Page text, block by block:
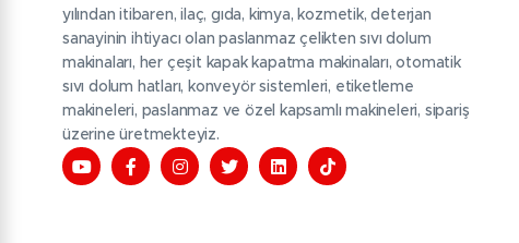
yılından itibaren, ilaç, gıda, kimya, kozmetik, deterjan
sanayinin ihtiyacı olan paslanmaz çelikten sıvı dolum
makinaları, her çeşit kapak kapatma makinaları, otomatik
sıvı dolum hatları, konveyör sistemleri, etiketleme
makineleri, paslanmaz ve özel kapsamlı makineleri, sipariş
üzerine üretmekteyiz.